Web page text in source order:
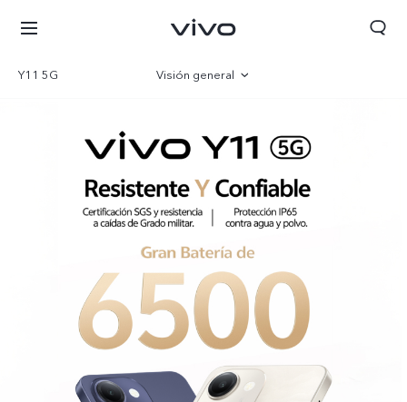
Perú | Seleccione país/región
Y11 5G Visión general
Especificaciones